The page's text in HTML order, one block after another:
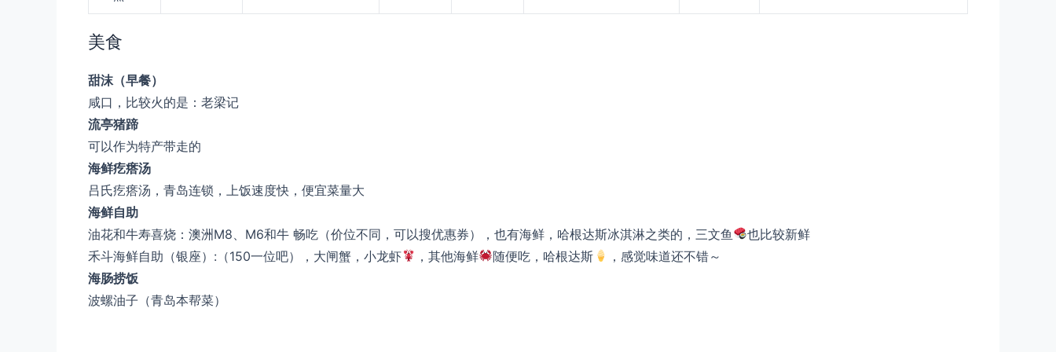
美食
甜沫（早餐）
咸口，比较火的是：老梁记
流亭猪蹄
可以作为特产带走的
海鲜疙瘩汤
吕氏疙瘩汤，青岛连锁，上饭速度快，便宜菜量大
海鲜自助
油花和牛寿喜烧：澳洲M8、M6和牛 畅吃（价位不同，可以搜优惠券），也有海鲜，哈根达斯冰淇淋之类的，三文鱼
也比较新鲜
禾斗海鲜自助（银座）:（150一位吧），大闸蟹，小龙虾
，其他海鲜 随便吃，哈根达斯
，感觉味道还不错～
海肠捞饭
波螺油子（青岛本帮菜）